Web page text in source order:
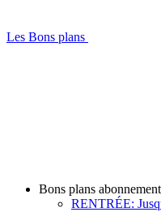
Les Bons plans
Bons plans
RENTRÉE: